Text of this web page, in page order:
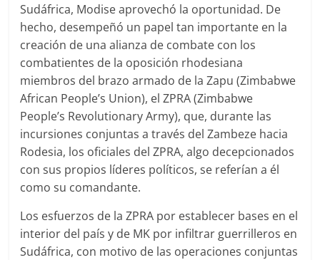
Sudáfrica, Modise aprovechó la oportunidad. De
hecho, desempeñó un papel tan importante en la
creación de una alianza de combate con los
combatientes de la oposición rhodesiana
miembros del brazo armado de la Zapu (Zimbabwe
African People’s Union), el ZPRA (Zimbabwe
People’s Revolutionary Army), que, durante las
incursiones conjuntas a través del Zambeze hacia
Rodesia, los oficiales del ZPRA, algo decepcionados
con sus propios líderes políticos, se referían a él
como su comandante.
Los esfuerzos de la ZPRA por establecer bases en el
interior del país y de MK por infiltrar guerrilleros en
Sudáfrica, con motivo de las operaciones conjuntas